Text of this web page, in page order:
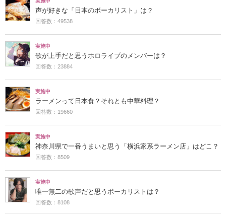
声が好きな「日本のボーカリスト」は？
回答数：49538
実施中
歌が上手だと思うホロライブのメンバーは？
回答数：23884
実施中
ラーメンって日本食？それとも中華料理？
回答数：19660
実施中
神奈川県で一番うまいと思う「横浜家系ラーメン店」はどこ？
回答数：8509
実施中
唯一無二の歌声だと思うボーカリストは？
回答数：8108